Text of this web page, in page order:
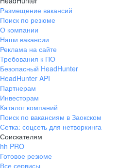
Размещение вакансий
Поиск по резюме
О компании
Наши вакансии
Реклама на сайте
Требования к ПО
Безопасный HeadHunter
HeadHunter API
Партнерам
Инвесторам
Каталог компаний
Поиск по вакансиям в Заокском
Сетка: соцсеть для нетворкинга
Соискателям
hh PRO
Готовое резюме
Все сервисы